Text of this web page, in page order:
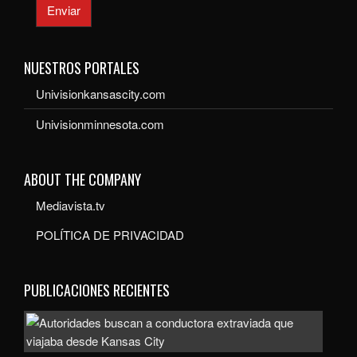
Enviar
NUESTROS PORTALES
Univisionkansascity.com
Univisionminnesota.com
ABOUT THE COMPANY
Mediavista.tv
POLÍTICA DE PRIVACIDAD
PUBLICACIONES RECIENTES